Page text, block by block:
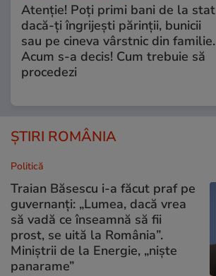
Atenție! Poți primi bani de la stat
dacă-ți îngrijești părinții, bunicii
sau pe cineva vârstnic din familie.
Acum s-a decis! Cum trebuie să
procedezi
ȘTIRI ROMÂNIA
Politică
Traian Băsescu i-a făcut praf pe
guvernanți: „Lumea, dacă vrea
să vadă ce înseamnă să fii
prost, se uită la România”.
Miniștrii de la Energie, „niște
panarame”